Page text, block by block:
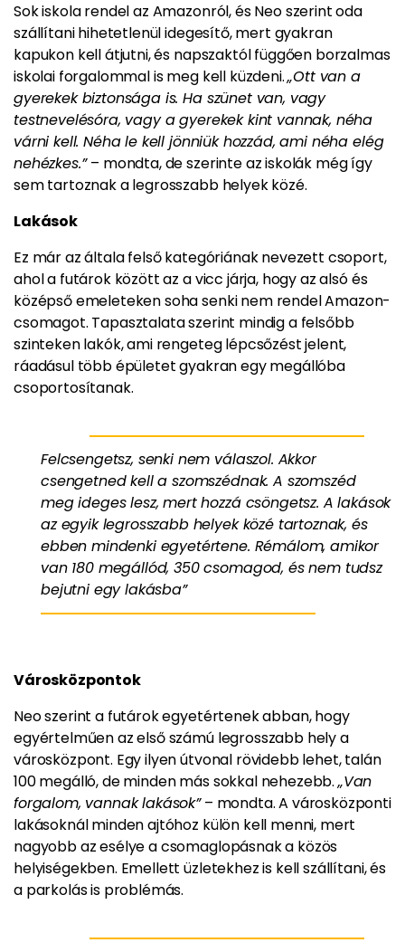
Sok iskola rendel az Amazonról, és Neo szerint oda
szállítani hihetetlenül idegesítő, mert gyakran
kapukon kell átjutni, és napszaktól függően borzalmas
iskolai forgalommal is meg kell küzdeni.„Ott van a
gyerekek biztonsága is. Ha szünet van, vagy
testnevelésóra, vagy a gyerekek kint vannak, néha
várni kell. Néha le kell jönniük hozzád, ami néha elég
nehézkes.”– mondta, de szerinte az iskolák még így
sem tartoznak a legrosszabb helyek közé.
Lakások
Ez már az általa felső kategóriának nevezett csoport,
ahol a futárok között az a vicc járja, hogy az alsó és
középső emeleteken soha senki nem rendel Amazon-
csomagot. Tapasztalata szerint mindig a felsőbb
szinteken lakók, ami rengeteg lépcsőzést jelent,
ráadásul több épületet gyakran egy megállóba
csoportosítanak.
Felcsengetsz, senki nem válaszol. Akkor
csengetned kell a szomszédnak. A szomszéd
meg ideges lesz, mert hozzá csöngetsz. A lakások
az egyik legrosszabb helyek közé tartoznak, és
ebben mindenki egyetértene. Rémálom, amikor
van 180 megállód, 350 csomagod, és nem tudsz
bejutni egy lakásba”
Városközpontok
Neo szerint a futárok egyetértenek abban, hogy
egyértelműen az első számú legrosszabb hely a
városközpont. Egy ilyen útvonal rövidebb lehet, talán
100 megálló, de minden más sokkal nehezebb.„Van
forgalom, vannak lakások”– mondta. A városközponti
lakásoknál minden ajtóhoz külön kell menni, mert
nagyobb az esélye a csomaglopásnak a közös
helyiségekben. Emellett üzletekhez is kell szállítani, és
a parkolás is problémás.